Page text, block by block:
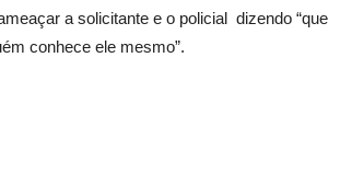
a solicitante e o policial dizendo “que
conhece ele mesmo”.